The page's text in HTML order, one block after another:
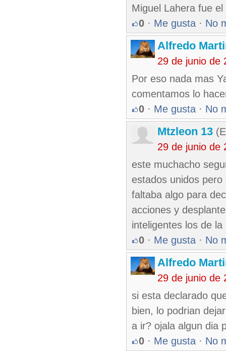
Miguel Lahera fue
0 · Me gusta · No
Alfredo
29 de junio de
Por eso nada mas
comentamos lo
0 · Me gusta · No
Mtzleon 13
29 de junio de
este muchacho
estados unidos
faltaba algo para
acciones y
inteligentes los de la
0 · Me gusta · No
Alfredo
29 de junio de
si esta declarado
bien, lo podrian
a ir? ojala algun dia
0 · Me gusta · No